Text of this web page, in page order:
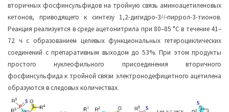
вторичных фосфинсульфидов на тройную связь аминоацетиленовых
кетонов, приводящего к синтезу 1,2-дигидро-3H-пиррол-3-тионов.
Реакция реализуется в среде ацетонитрила при 80–85 °С в течение 41–
72 ч с образованием целевых функциональных гетероциклических
соединений с препаративным выходом до 53%. При этом продукты
простого нуклеофильного присоединения вторичного
фосфинсульфида к тройной связи электронодефицитного ацетилена
образуются в следовых количествах.